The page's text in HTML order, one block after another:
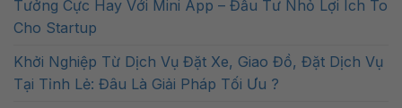
Tưởng Cực Hay Với Mini App – Đầu Tư Nhỏ Lợi Ích To
Cho Startup
Khởi Nghiệp Từ Dịch Vụ Đặt Xe, Giao Đồ, Đặt Dịch Vụ
Tại Tỉnh Lẻ: Đâu Là Giải Pháp Tối Ưu ?